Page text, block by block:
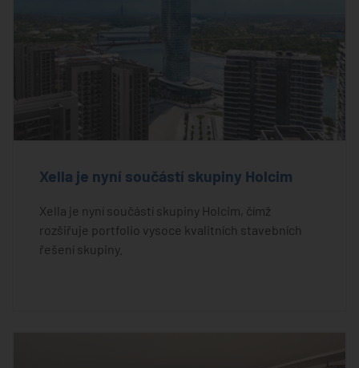
Xella je nyní součástí skupiny Holcim
Xella je nyní součástí skupiny Holcim, čímž
rozšiřuje portfolio vysoce kvalitních stavebních
řešení skupiny.